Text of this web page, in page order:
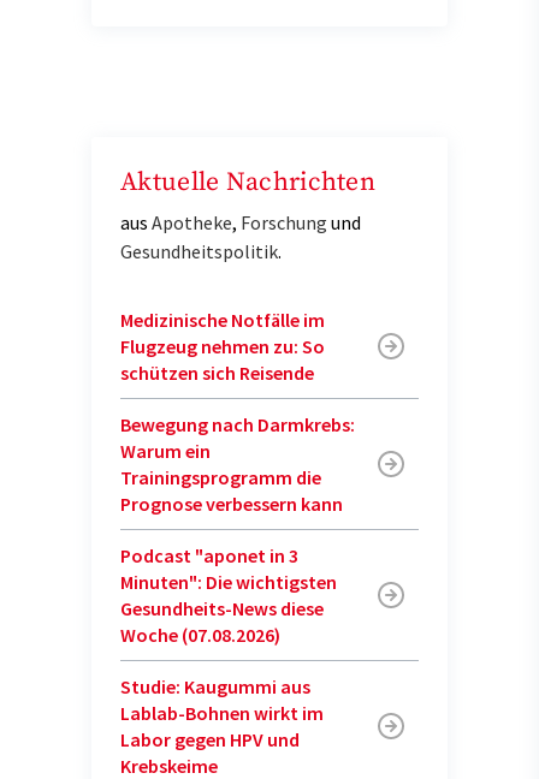
Aktuelle Nachrichten
aus Apotheke, Forschung und
Gesundheitspolitik.
Medizinische Notfälle im
Flugzeug nehmen zu: So
schützen sich Reisende
Bewegung nach Darmkrebs:
Warum ein
Trainingsprogramm die
Prognose verbessern kann
Podcast "aponet in 3
Minuten": Die wichtigsten
Gesundheits-News diese
Woche (07.08.2026)
Studie: Kaugummi aus
Lablab-Bohnen wirkt im
Labor gegen HPV und
Krebskeime